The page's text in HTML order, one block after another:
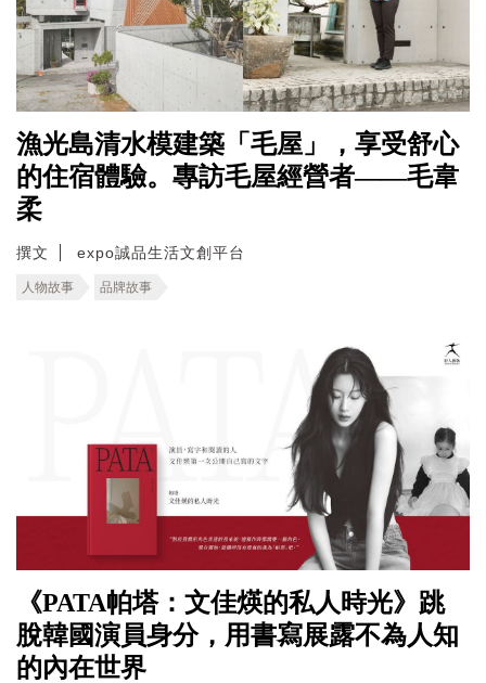
漁光島清水模建築「毛屋」，享受舒心
的住宿體驗。專訪毛屋經營者——毛韋
柔
撰文 expo誠品生活文創平台
人物故事 品牌故事
《PATA帕塔：文佳煐的私人時光》跳
脫韓國演員身分，用書寫展露不為人知
的內在世界